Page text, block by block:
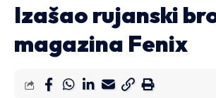
Izašao rujanski
magazina Fenix